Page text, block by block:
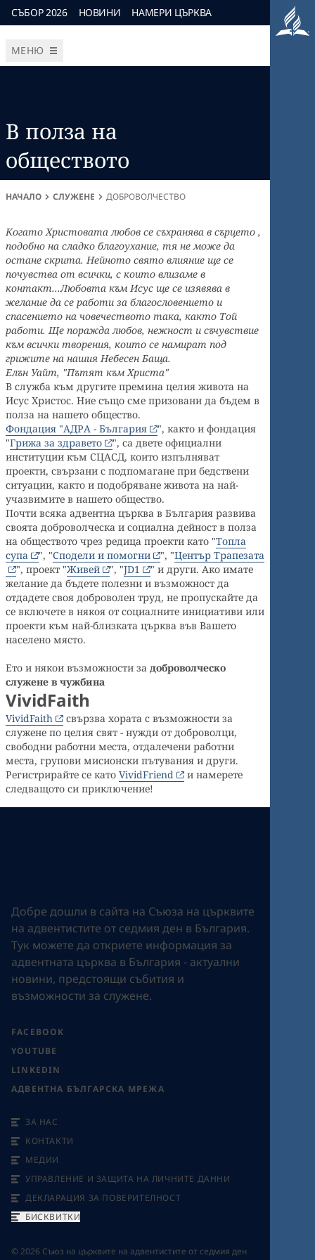
СЪБОР 2026 НОВИНИ НАМЕРИ ЦЪРКВА
МЕНЮ
В полза на
обществото
НАЧАЛО СЛУЖЕНЕ ДОБРОВОЛЧЕСТВО
Когато Христовата любов се съхранява в сърцето ,
подобно на сладко благоухание, тя не може да
остане скрита. Нейното свято влияние ще се
почувства от всички, с които влизаме в
контакт...Любовта към Исус ще се изявява в
желание да се работи за благословението и
спасението на човечеството така, както Той
работи. Ще поражда любов, нежност и съчувствие
към всички творения, които се намират под
грижите на нашия Небесен Баща.
Елън Уайт, "Пътят към Христа"
В служба към другите премина целия живота на
Исус Христос. Ние също сме призовани да бъдем в
полза на нашето общество.
Фондация "АДРА - България
", както и фондация
"Грижа за здравето
", са двете официални
институции към СЦАСД, които изпълняват
проекти, свързани с подпомагане при бедствени
ситуации, както и подобряване живота на най-
учазвимите в нашето общество.
Почти всяка адвентна църква в България развива
своята доброволческа и социална дейност в полза
на обществото чрез редица проекти като "Топла
супа
", "Сподели и помогни ", "Център Трапезата
", проект "Живей ", "JD1
" и други. Ако имате
желание да бъдете полезни и възможност да
отдадете своя доброволен труд, не пропускайте да
се включете в някоя от социалните инициативи или
проекти към най-близката църква във Вашето
населено място.
Ето и някои възможности за доброволческо
служене в чужбина
VividFaith
VividFaith
свързва хората с възможности за
служене по целия свят - нужди от доброволци,
свободни работни места, отдалечени работни
места, групови мисионски пътувания и други.
Регистрирайте се като VividFriend
и намерете
следващото си приключение!
Добре дошли в сайта на Съюза на църквите
на адвентистите от седмия ден в България.
Tук можете да откриете информация за
адвентната църква в България - актуални
новини, предстоящи събития и
възможности за служене.
FACEBOOK
YOUTUBE
LINKEDIN
АДВЕНТНА БЪЛГАРСКА МРЕЖА
ЗА НАС
КОНТАКТИ
МЕДИИ
УПРАВЛЕНИЕ И ЗАЩИТА НА ЛИЧНИТЕ ДАННИ
ДЕКЛАРАЦИЯ ЗА ПОВЕРИТЕЛНОСТ
БИСКВИТКИ
©2026 Съюз на църквите на адвентистите от седмия ден